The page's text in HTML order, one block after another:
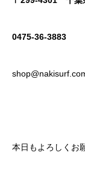
0475-36-3883
本日もよろしくお